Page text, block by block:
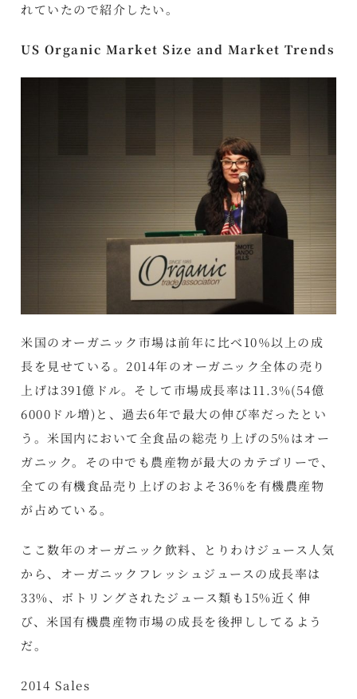
れていたので紹介したい。
US Organic Market Size and Market Trends
米国のオーガニック市場は前年に比べ10％以上の成
長を見せている。2014年のオーガニック全体の売り
上げは391億ドル。そして市場成長率は11.3%(54億
6000ドル増)と、過去6年で最大の伸び率だったとい
う。米国内において全食品の総売り上げの5%はオー
ガニック。その中でも農産物が最大のカテゴリーで、
全ての有機食品売り上げのおよそ36%を有機農産物
が占めている。
ここ数年のオーガニック飲料、とりわけジュース人気
から、オーガニックフレッシュジュースの成長率は
33%、ボトリングされたジュース類も15%近く伸
び、米国有機農産物市場の成長を後押ししてるよう
だ。
2014 Sales